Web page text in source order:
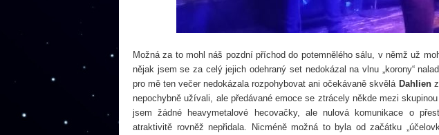
Možná za to mohl náš pozdní příchod do potemnělého sálu, v němž už
nějak jsem se za celý jejich odehraný set nedokázal na vlnu „korony“
pro mě ten večer nedokázala rozpohybovat ani očekávaně skvělá Dahlien
nepochybně užívali, ale předávané emoce se ztrácely někde mezi
jsem žádné heavymetalové hecovačky, ale nulová komunikace o
atraktivitě rovněž nepřidala. Nicméně možná to byla od začátku